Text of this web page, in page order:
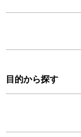
目的から探す